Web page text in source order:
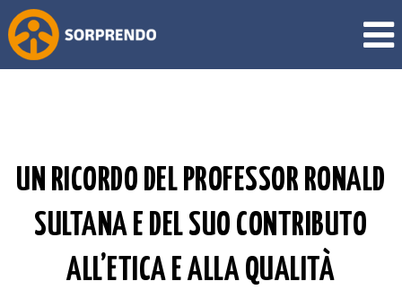
UN RICORDO DEL PROFESSOR RONALD
SULTANA E DEL SUO CONTRIBUTO
ALL’ETICA E ALLA QUALITÀ